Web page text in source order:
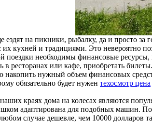
на пикники, рыбалку, да и просто за
кухней и традициями. Это невероятно
поездки необходимы финансовые ресурсы,
в ресторанах или кафе, приобретать
накопить нужный объем финансовых
обязательно будет нужен техосмотр цена
краях дома на колесах являются
адаптирована для подобных машин.
случае дешевле, чем 10000 долларов